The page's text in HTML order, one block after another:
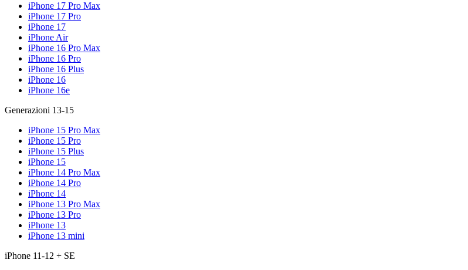
iPhone 17 Pro Max
iPhone 17 Pro
iPhone 17
iPhone Air
iPhone 16 Pro Max
iPhone 16 Pro
iPhone 16 Plus
iPhone 16
iPhone 16e
Generazioni 13-15
iPhone 15 Pro Max
iPhone 15 Pro
iPhone 15 Plus
iPhone 15
iPhone 14 Pro Max
iPhone 14 Pro
iPhone 14
iPhone 13 Pro Max
iPhone 13 Pro
iPhone 13
iPhone 13 mini
iPhone 11-12 + SE